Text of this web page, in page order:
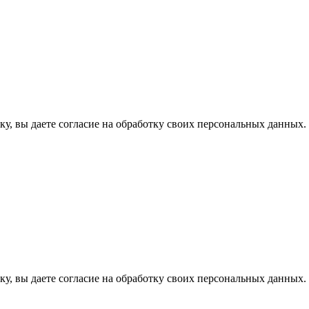
даете согласие на обработку своих персональных данных.
даете согласие на обработку своих персональных данных.